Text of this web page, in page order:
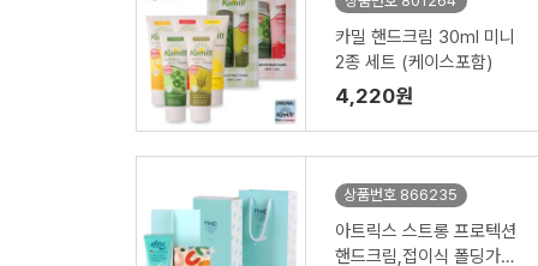
카밀 핸드크림 30ml 미니
2종 세트 (케이스포함)
4,220원
상품번호 866235
아트릭스 스트롱 프로텍션
핸드크림,접이식 폴딩가방